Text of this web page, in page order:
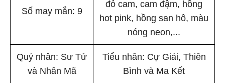
Số may mắn: 9
đỏ cam, cam đậm, hồng
hot pink, hồng san hô, màu
nóng neon,...
Quý nhân: Sư Tử
và Nhân Mã
Tiểu nhân: Cự Giải, Thiên
Bình và Ma Kết